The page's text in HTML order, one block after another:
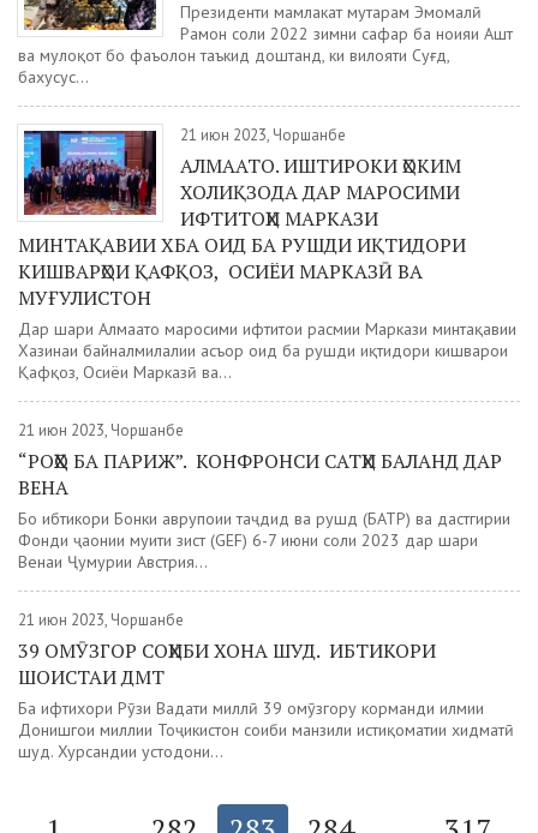
Президенти мамлакат муҳтарам Эмомалӣ
Раҳмон соли 2022 зимни сафар ба ноҳияи Ашт
ва мулоқот бо фаъолон таъкид доштанд, ки вилояти Суғд,
бахусус...
21 июн 2023, Чоршанбе
АЛМААТО. ИШТИРОКИ ҲОКИМ
ХОЛИҚЗОДА ДАР МАРОСИМИ
ИФТИТОҲИ МАРКАЗИ
МИНТАҚАВИИ ХБА ОИД БА РУШДИ ИҚТИДОРИ
КИШВАРҲОИ ҚАФҚОЗ, ОСИЁИ МАРКАЗӢ ВА
МУҒУЛИСТОН
Дар шаҳри Алмаато маросими ифтитоҳи расмии Маркази минтақавии
Хазинаи байналмилалии асъор оид ба рушди иқтидори кишварҳои
Қафқоз, Осиёи Марказӣ ва...
21 июн 2023, Чоршанбе
“РОҲҲО БА ПАРИЖ”. КОНФРОНСИ САТҲИ БАЛАНД ДАР
ВЕНА
Бо ибтикори Бонки аврупоии таҷдид ва рушд (БАТР) ва дастгирии
Фонди ҷаҳонии муҳити зист (GEF) 6-7 июни соли 2023 дар шаҳри
Венаи Ҷумҳурии Австрия...
21 июн 2023, Чоршанбе
39 ОМӮЗГОР СОҲИБИ ХОНА ШУД. ИБТИКОРИ
ШОИСТАИ ДМТ
Ба ифтихори Рӯзи Ваҳдати миллӣ 39 омӯзгору корманди илмии
Донишгоҳи миллии Тоҷикистон соҳиби манзили истиқоматии хидматӣ
шуд. Хурсандии устодони...